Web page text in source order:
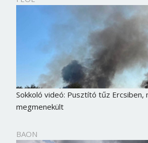
Sokkoló videó: Pusztító tűz Ercsiben,
megmenekült
BAON